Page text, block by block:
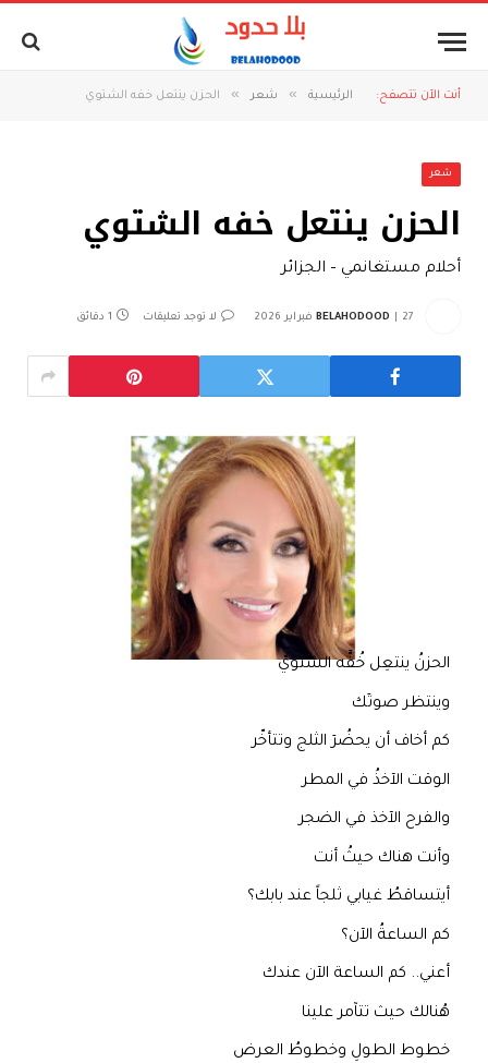
أنت الآن تتصفح: الرئيسية » شعر » الحزن ينتعل خفه الشتوي
شعر
الحزن ينتعل خفه الشتوي
أحلام مستغانمي – الجزائر
BELAHODOOD 27 فبراير 2026 لا توجد تعليقات 1 دقائق
الحزنُ ينتعِل خُفّٓه الشتويّ
وينتظر صوتٓك
كم أخاف أن يحضُرٓ الثلج وتتأخّر
الوقت الآخذُ في المطر
والفرح الآخذ في الضجر
وأنت هناك حيثُ أنت
أيتساقطُ غيابي ثلجاً عند بابك؟
كم الساعةُ الآن؟
أعني.. كم الساعة الآن عندك
هُنالك حيث تتآمر علينا
خطوط الطولِ وخطوطُ العرض